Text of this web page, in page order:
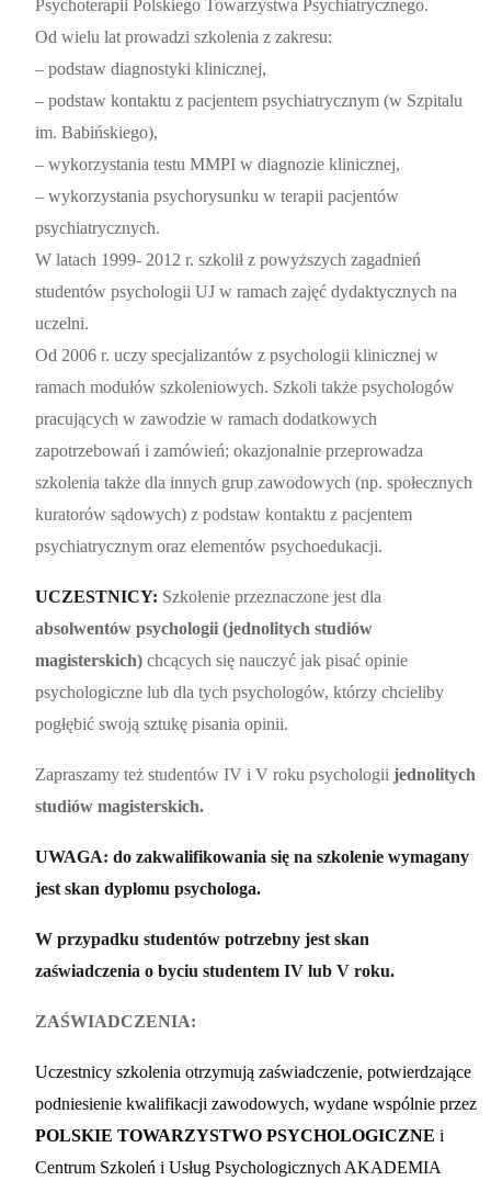
Psychoterapii Polskiego Towarzystwa Psychiatrycznego.
Od wielu lat prowadzi szkolenia z zakresu:
– podstaw diagnostyki klinicznej,
– podstaw kontaktu z pacjentem psychiatrycznym (w Szpitalu
im. Babińskiego),
– wykorzystania testu MMPI w diagnozie klinicznej,
– wykorzystania psychorysunku w terapii pacjentów
psychiatrycznych.
W latach 1999- 2012 r. szkolił z powyższych zagadnień
studentów psychologii UJ w ramach zajęć dydaktycznych na
uczelni.
Od 2006 r. uczy specjalizantów z psychologii klinicznej w
ramach modułów szkoleniowych. Szkoli także psychologów
pracujących w zawodzie w ramach dodatkowych
zapotrzebowań i zamówień; okazjonalnie przeprowadza
szkolenia także dla innych grup zawodowych (np. społecznych
kuratorów sądowych) z podstaw kontaktu z pacjentem
psychiatrycznym oraz elementów psychoedukacji.
UCZESTNICY: Szkolenie przeznaczone jest dla
absolwentów psychologii (jednolitych studiów
magisterskich) chcących się nauczyć jak pisać opinie
psychologiczne lub dla tych psychologów, którzy chcieliby
pogłębić swoją sztukę pisania opinii.
Zapraszamy też studentów IV i V roku psychologiijednolitych
studiów magisterskich.
UWAGA: do zakwalifikowania się na szkolenie wymagany
jest skan dyplomu psychologa.
W przypadku studentów potrzebny jest skan
zaświadczenia o byciu studentem IV lub V roku.
ZAŚWIADCZENIA:
Uczestnicy szkolenia otrzymują zaświadczenie, potwierdzające
podniesienie kwalifikacji zawodowych, wydane wspólnie przez
POLSKIE TOWARZYSTWO PSYCHOLOGICZNE i
Centrum Szkoleń i Usług Psychologicznych AKADEMIA